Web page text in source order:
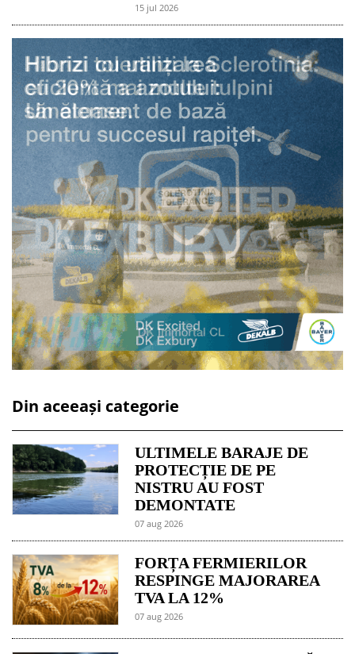
15 jul 2026
Din aceeași categorie
ULTIMELE BARAJE DE
PROTECȚIE DE PE
NISTRU AU FOST
DEMONTATE
07 aug 2026
FORȚA FERMIERILOR
RESPINGE MAJORAREA
TVA LA 12%
07 aug 2026